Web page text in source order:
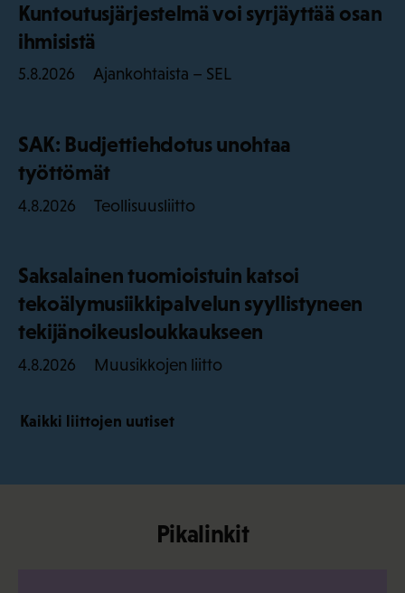
Kuntoutusjärjestelmä voi syrjäyttää osan
ihmisistä
5.8.2026 Ajankohtaista – SEL
SAK: Budjettiehdotus unohtaa
työttömät
4.8.2026 Teollisuusliitto
Saksalainen tuomioistuin katsoi
tekoälymusiikkipalvelun syyllistyneen
tekijänoikeusloukkaukseen
4.8.2026 Muusikkojen liitto
Kaikki liittojen uutiset
Pikalinkit